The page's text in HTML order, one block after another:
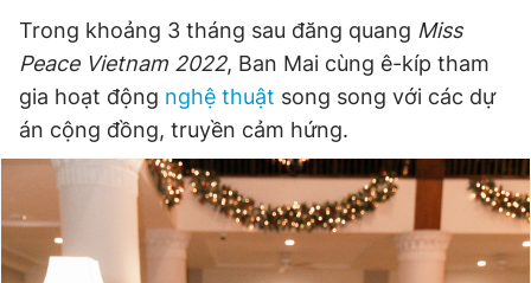
Trong khoảng 3 tháng sau đăng quang Miss
Peace Vietnam 2022, Ban Mai cùng ê-kíp tham
gia hoạt động nghệ thuật song song với các dự
án cộng đồng, truyền cảm hứng.